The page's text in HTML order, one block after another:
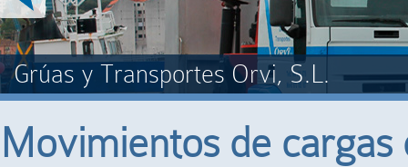
Grúas y Transportes Orvi, S.L.
Movimientos de